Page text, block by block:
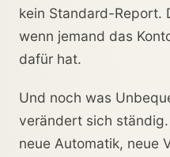
kein Standard-Report.
wenn jemand das
dafür hat.
Und noch was
verändert sich
neue Automatik, neue